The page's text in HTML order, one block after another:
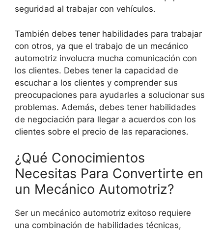
seguridad al trabajar con vehículos.
También debes tener habilidades para trabajar
con otros, ya que el trabajo de un mecánico
automotriz involucra mucha comunicación con
los clientes. Debes tener la capacidad de
escuchar a los clientes y comprender sus
preocupaciones para ayudarles a solucionar sus
problemas. Además, debes tener habilidades
de negociación para llegar a acuerdos con los
clientes sobre el precio de las reparaciones.
¿Qué Conocimientos
Necesitas Para Convertirte en
un Mecánico Automotriz?
Ser un mecánico automotriz exitoso requiere
una combinación de habilidades técnicas,